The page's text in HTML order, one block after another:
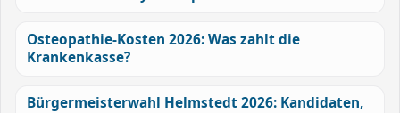
Osteopathie-Kosten 2026: Was zahlt die
Krankenkasse?
Bürgermeisterwahl Helmstedt 2026: Kandidaten,